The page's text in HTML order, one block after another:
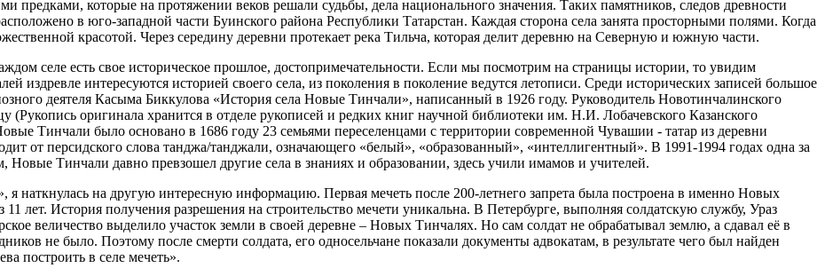
предками, которые на протяжении веков решали судьбы, дела национального значения. Таких памятников, следов древности
в юго-западной части Буинского района Республики Татарстан. Каждая сторона села занята просторными полями. Когда
красотой. Через середину деревни протекает река Тильча, которая делит деревню на Северную и южную части.
селе есть свое историческое прошлое, достопримечательности. Если мы посмотрим на страницы истории, то увидим
интересуются историей своего села, из поколения в поколение ведутся летописи. Среди исторических записей большое
деятеля Касыма Биккулова «История села Новые Тинчали», написанный в 1926 году. Руководитель Новотинчалинского
(Рукопись оригинала хранится в отделе рукописей и редких книг научной библиотеки им. Н.И. Лобачевского Казанского
Тинчали было основано в 1686 году 23 семьями переселенцами с территории современной Чувашии - татар из деревни
от персидского слова танджа/танджали, означающего «белый», «образованный», «интеллигентный». В 1991-1994 годах одна за
Новые Тинчали давно превзошел другие села в знаниях и образовании, здесь учили имамов и учителей.
наткнулась на другую интересную информацию. Первая мечеть после 200-летнего запрета была построена в именно Новых
11 лет. История получения разрешения на строительство мечети уникальна. В Петербурге, выполняя солдатскую службу, Ураз
величество выделило участок земли в своей деревне – Новых Тинчалях. Но сам солдат не обрабатывал землю, а сдавал её в
не было. Поэтому после смерти солдата, его односельчане показали документы адвокатам, в результате чего был найден
построить в селе мечеть».